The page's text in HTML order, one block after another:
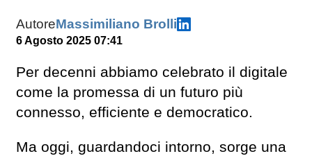
AutoreMassimiliano Brolli
6 Agosto 2025 07:41
Per decenni abbiamo celebrato il digitale
come la promessa di un futuro più
connesso, efficiente e democratico.
Ma oggi, guardandoci intorno, sorge una